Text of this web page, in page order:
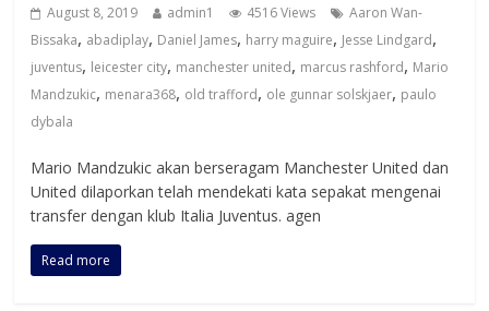
August 8, 2019 admin1 4516 Views
Aaron Wan-
Bissaka, abadiplay, Daniel James, harry maguire, Jesse Lindgard,
juventus, leicester city, manchester united, marcus rashford, Mario
Mandzukic, menara368, old trafford, ole gunnar solskjaer, paulo
dybala
Mario Mandzukic akan berseragam Manchester United dan
United dilaporkan telah mendekati kata sepakat mengenai
transfer dengan klub Italia Juventus. agen
Read more